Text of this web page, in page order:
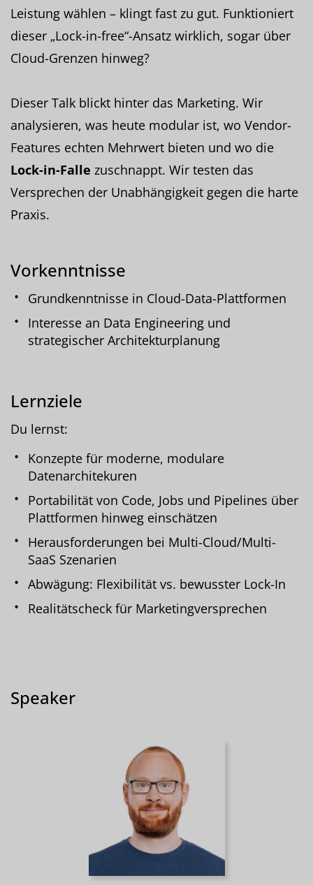
Leistung wählen – klingt fast zu gut. Funktioniert
dieser „Lock-in-free“-Ansatz wirklich, sogar über
Cloud-Grenzen hinweg?
Dieser Talk blickt hinter das Marketing. Wir
analysieren, was heute modular ist, wo Vendor-
Features echten Mehrwert bieten und wo die
Lock-in-Falle zuschnappt. Wir testen das
Versprechen der Unabhängigkeit gegen die harte
Praxis.
Vorkenntnisse
Grundkenntnisse in Cloud-Data-Plattformen
Interesse an Data Engineering und
strategischer Architekturplanung
Lernziele
Du lernst:
Konzepte für moderne, modulare
Datenarchitekuren
Portabilität von Code, Jobs und Pipelines über
Plattformen hinweg einschätzen
Herausforderungen bei Multi-Cloud/Multi-
SaaS Szenarien
Abwägung: Flexibilität vs. bewusster Lock-In
Realitätscheck für Marketingversprechen
Speaker